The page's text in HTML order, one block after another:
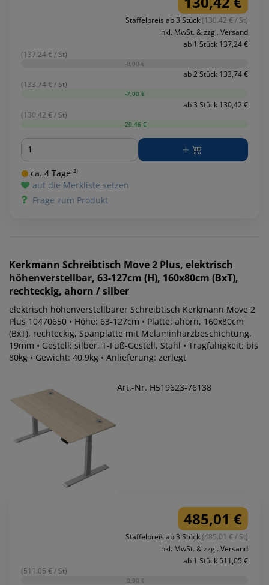
Staffelpreis ab 3 Stück(130.42 € / St)
inkl. MwSt. & zzgl. Versand
ab 1 Stück 137,24 €
(137.24 € / St)
-0,00 €
ab 2 Stück 133,74 €
(133.74 € / St)
-7,00 €
ab 3 Stück 130,42 €
(130.42 € / St)
-20,46 €
Menge
ca. 4 Tage ²⁾
auf die Merkliste setzen
Frage zum Produkt
Kerkmann Schreibtisch Move 2 Plus, elektrisch
höhenverstellbar, 63-127cm (H), 160x80cm (BxT),
rechteckig, ahorn / silber
elektrisch höhenverstellbarer Schreibtisch Kerkmann Move 2
Plus 10470650 • Höhe: 63-127cm • Platte: ahorn, 160x80cm
(BxT), rechteckig, Spanplatte mit Melaminharzbeschichtung,
19mm • Gestell: silber, T-Fuß-Gestell, Stahl • Tragfähigkeit: bis
80kg • Gewicht: 40,9kg • Anlieferung: zerlegt
Art.-Nr. H519623-76138
485,01 €
Staffelpreis ab 3 Stück(485.01 € / St)
inkl. MwSt. & zzgl. Versand
ab 1 Stück 511,05 €
(511.05 € / St)
-0,00 €